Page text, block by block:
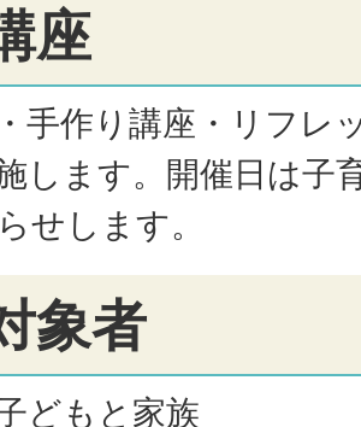
座
手作り講座・リフレ
します。開催日は子
せします。
象者
どもと家族